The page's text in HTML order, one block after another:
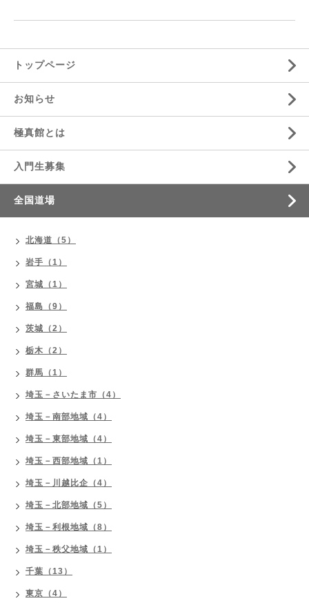
トップページ
お知らせ
極真館とは
入門生募集
全国道場
北海道（5）
岩手（1）
宮城（1）
福島（9）
茨城（2）
栃木（2）
群馬（1）
埼玉－さいたま市（4）
埼玉－南部地域（4）
埼玉－東部地域（4）
埼玉－西部地域（1）
埼玉－川越比企（4）
埼玉－北部地域（5）
埼玉－利根地域（8）
埼玉－秩父地域（1）
千葉（13）
東京（4）